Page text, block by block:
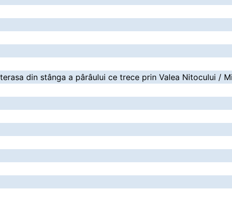
din stânga a pârâului ce trece prin Valea Nitocului /